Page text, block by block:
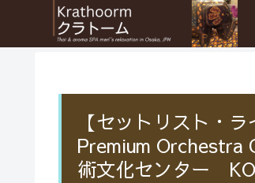
【セットリスト・
Premium Orchestra
術文化センター